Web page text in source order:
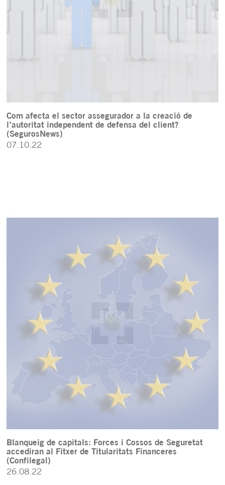
Com afecta el sector assegurador a la creació de
l’autoritat independent de defensa del client?
(SegurosNews)
07.10.22
Blanqueig de capitals: Forces i Cossos de Seguretat
accediran al Fitxer de Titularitats Financeres
(Confilegal)
26.08.22